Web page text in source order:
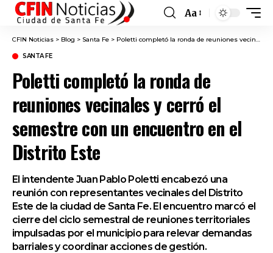
Font
Resizer
Aa
CFIN Noticias > Blog > Santa Fe > Poletti completó la ronda de reuniones vecinales y cerró el semestre con un encuentro en el Distrito Este
SANTA FE
Poletti completó la ronda de
reuniones vecinales y cerró el
semestre con un encuentro en el
Distrito Este
El intendente Juan Pablo Poletti encabezó una
reunión con representantes vecinales del Distrito
Este de la ciudad de Santa Fe. El encuentro marcó el
cierre del ciclo semestral de reuniones territoriales
impulsadas por el municipio para relevar demandas
barriales y coordinar acciones de gestión.